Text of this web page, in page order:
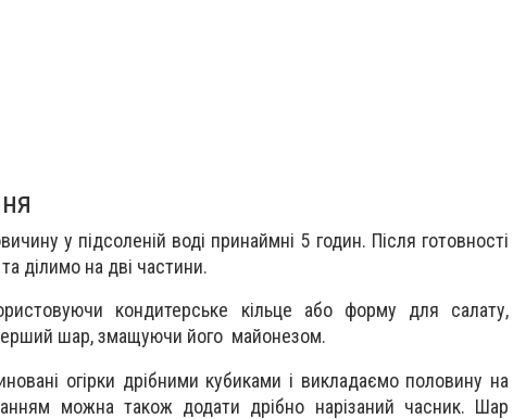
у підсоленій воді принаймні 5 годин. Після готовності
ділимо на дві частини.
кондитерське кільце або форму для салату,
шар, змащуючи його майонезом.
огірки дрібними кубиками і викладаємо половину на
можна також додати дрібно нарізаний часник. Шар